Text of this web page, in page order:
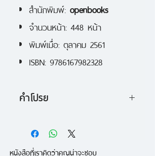
สำนักพิมพ์: openbooks
จำนวนหน้า: 448 หน้า
พิมพ์เมื่อ: ตุลาคม 2561
ISBN: 9786167982328
คำโปรย
ในการสำรวจชีวิตสมัยใหม่ บอก
หนังสือที่เราคิดว่าคุณน่าจะชอบ